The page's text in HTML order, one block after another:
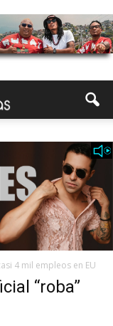
4 mil empleos en EU
“roba”